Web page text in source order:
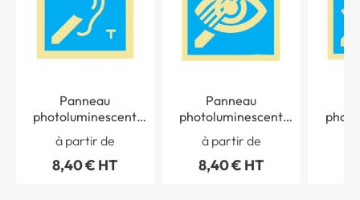
Panneau
photoluminescent
amplificateur boucle
magnétique - PVC
Classe C
à partir de
8,40 € HT
Panneau
photoluminescent
déficient visuel - PVC
Classe C
à partir de
8,40 € HT